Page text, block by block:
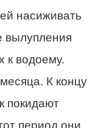
насиживать
вылупления
к водоему.
К концу
покидают
период они